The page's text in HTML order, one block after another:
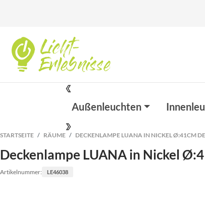
Außenleuchten
STARTSEITE RÄUME DECKENLAMPE LUANA IN NICKEL Ø:41CM
Deckenlampe LUANA in Nickel
Artikelnummer: LE46038